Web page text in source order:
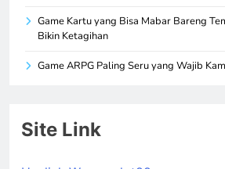
Game Kartu yang Bisa Mabar Bareng
Bikin Ketagihan
Game ARPG Paling Seru yang Wajib
Site Link